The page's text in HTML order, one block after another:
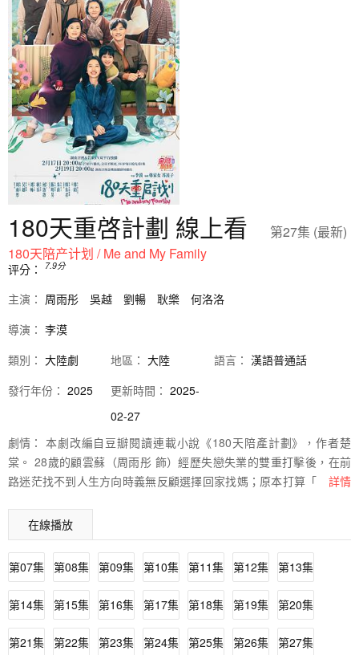
180天重啓計劃 線上看
第27集 (最新)
180天陪产计划 / Me and My Family
评分： 7.9分
主演： 周雨彤 吳越 劉暢 耿樂
何洛洛
導演： 李漠
類別： 大陸劇 地區： 大陸 語言： 漢語普通話
發行年份： 2025 更新時間： 2025-
02-27
劇情： 本劇改編自豆瓣閱讀連載小說《180天陪產計劃》，作者楚
棠。 28歲的顧雲蘇（周雨彤 飾）經歷失戀失業的雙重打擊後，在前
路迷茫找不到人生方向時義無反顧選擇回家找媽；原本打算「啃老」
貼身護工，90後「親媽系」女兒和70後「閨蜜系」媽媽的新式母女關
係和抽象相處模式，伴隨著重組家庭的新成員，上演了一出出啼笑皆
非又溫暖治癒的親情故事。在180天陪產的日子裡，顧雲蘇也逐漸體
會到對母親的深度依賴和珍惜，吳儷梅也對女兒有了「小棉襖」般的
真切體驗。顧雲蘇在溫暖親情和甜蜜愛情的陪伴中迎接家庭新成員的
加入，也找到了事業和生活的新方向。
詳情
在線播放
第07集 第08集 第09集 第10集 第11集 第12集 第13集
第14集 第15集 第16集 第17集 第18集 第19集 第20集
第21集 第22集 第23集 第24集 第25集 第26集 第27集